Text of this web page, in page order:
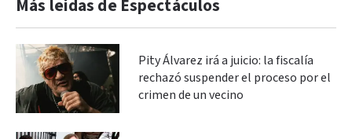
Más leidas de Espectáculos
Pity Álvarez irá a juicio: la fiscalía
rechazó suspender el proceso por el
crimen de un vecino